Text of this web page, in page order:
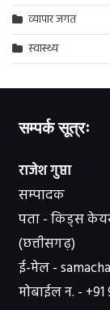
व्यापार जगत
स्वास्थ्य
सम्पर्क सूत्रः
राजेश गुप्ता
सम्पादक
पता - किड्स
(छत्तीसगढ़)
ई-मेल -
मोबाईल न. -